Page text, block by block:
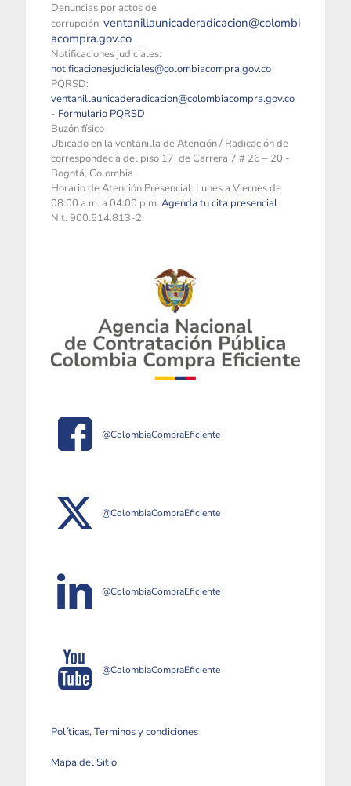
Denuncias por actos de
corrupción: ventanillaunicaderadicacion@colombi
acompra.gov.co
Notificaciones judiciales:
notificacionesjudiciales@colombiacompra.gov.co
PQRSD:
ventanillaunicaderadicacion@colombiacompra.gov.co
- Formulario PQRSD
Buzón físico
Ubicado en la ventanilla de Atención / Radicación de
correspondecia del piso 17 de Carrera 7 # 26 – 20 -
Bogotá, Colombia
Horario de Atención Presencial: Lunes a Viernes de
08:00 a.m. a 04:00 p.m. Agenda tu cita presencial
Nit. 900.514.813-2
@ColombiaCompraEficiente
@ColombiaCompraEficiente
@ColombiaCompraEficiente
@ColombiaCompraEficiente
Políticas, Terminos y condiciones
Mapa del Sitio